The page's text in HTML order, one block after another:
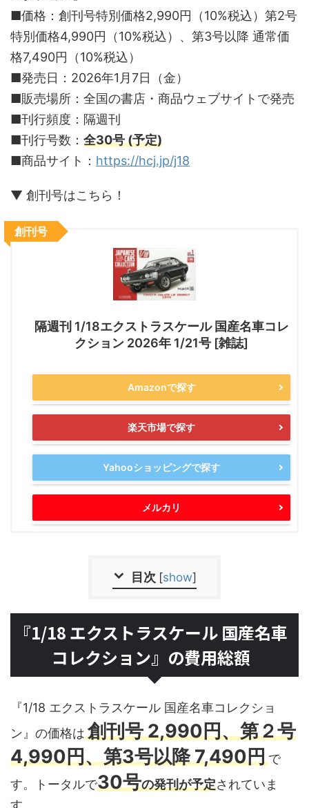
■価格：創刊号特別価格2,990円（10%税込）第2号
特別価格4,990円（10%税込）、第3号以降 通常価
格7,490円（10%税込）
■発売日：2026年1月7日（金）
■販売場所：全国の書店・商品ウェブサイトで発売
■刊行頻度：隔週刊
■刊行号数： 全30号 (予定)
■商品サイト： https://hcj.jp/j18
▼ 創刊号はこちら！
隔週刊 1/18エクストラスケール 国産名車コレ
クション 2026年 1/21号 [雑誌]
Amazonで探す
楽天市場で探す
Yahooショッピングで探す
メルカリ
創刊号
目次 [show]
『1/18 エクストラスケール 国産名車
コレクション』の費用総額
『1/18 エクストラスケール 国産名車コレクショ
ン』の価格は 創刊号 2,990円、第２号
4,990円、第3号以降 7,490円 で
す。トータルで30号の発刊が予定されていま
す。